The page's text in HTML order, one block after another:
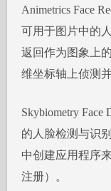
Animetrics Face
可用于图片中的
返回作为图象上
维坐标轴上侦测
Skybiometry Face
的人脸检测与识
中创建应用程序
注册）。